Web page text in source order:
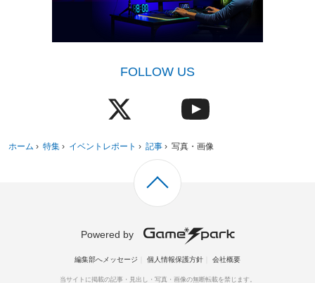
FOLLOW US
ホーム › 特集 › イベントレポート › 記事 › 写真・画像
Powered by
編集部へメッセージ 個人情報保護方針 会社概要
当サイトに掲載の記事・見出し・写真・画像の無断転載を禁じます。